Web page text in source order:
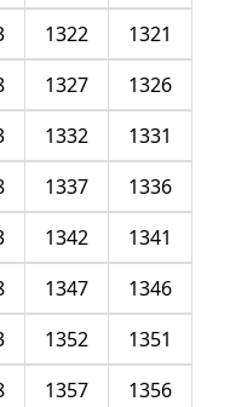
1321
1322
1326
1327
1331
1332
1336
1337
1341
1342
1346
1347
1351
1352
1356
1357